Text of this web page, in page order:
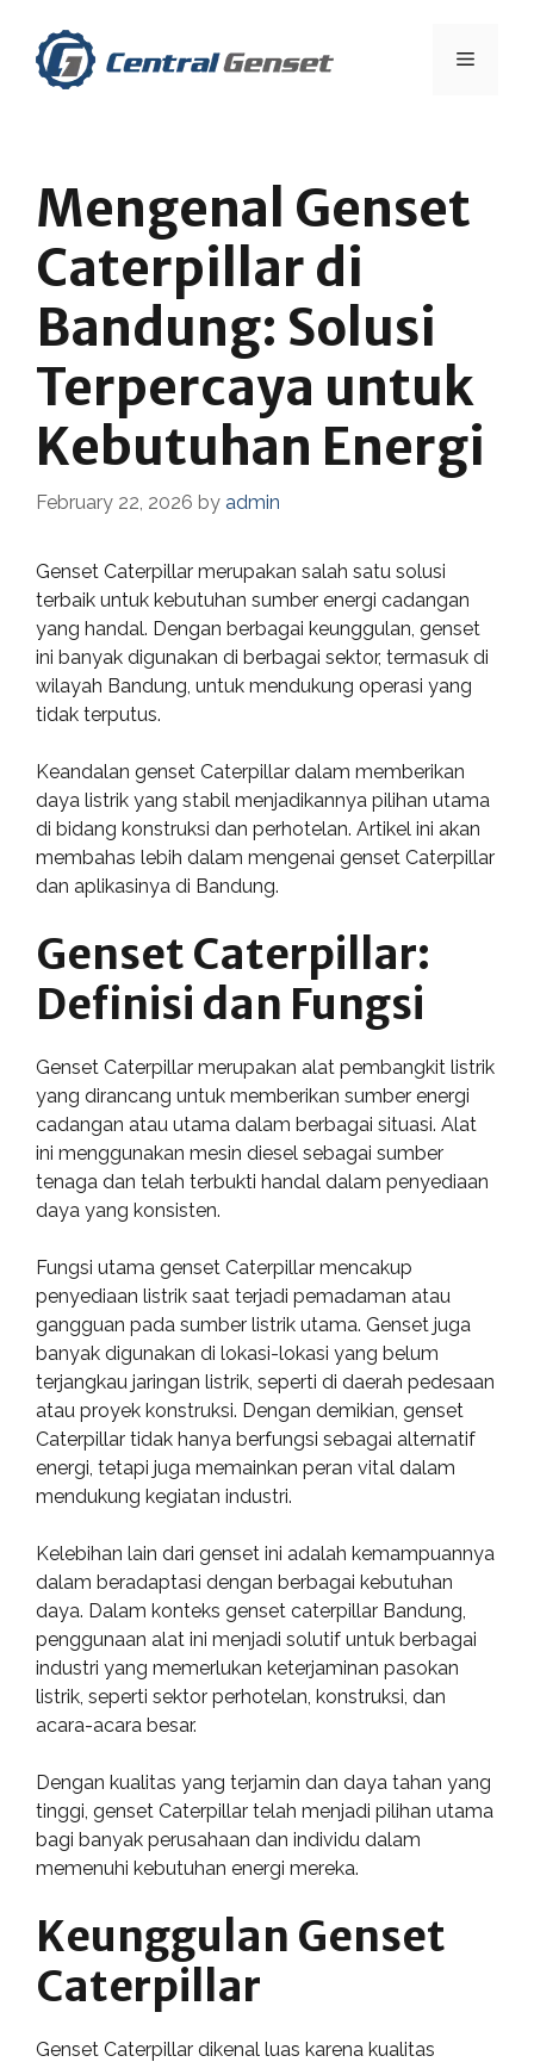
content
Menu
Mengenal Genset
Caterpillar di
Bandung: Solusi
Terpercaya untuk
Kebutuhan Energi
February 22, 2026 by admin
Genset Caterpillar merupakan salah satu solusi
terbaik untuk kebutuhan sumber energi cadangan
yang handal. Dengan berbagai keunggulan, genset
ini banyak digunakan di berbagai sektor, termasuk di
wilayah Bandung, untuk mendukung operasi yang
tidak terputus.
Keandalan genset Caterpillar dalam memberikan
daya listrik yang stabil menjadikannya pilihan utama
di bidang konstruksi dan perhotelan. Artikel ini akan
membahas lebih dalam mengenai genset Caterpillar
dan aplikasinya di Bandung.
Genset Caterpillar:
Definisi dan Fungsi
Genset Caterpillar merupakan alat pembangkit listrik
yang dirancang untuk memberikan sumber energi
cadangan atau utama dalam berbagai situasi. Alat
ini menggunakan mesin diesel sebagai sumber
tenaga dan telah terbukti handal dalam penyediaan
daya yang konsisten.
Fungsi utama genset Caterpillar mencakup
penyediaan listrik saat terjadi pemadaman atau
gangguan pada sumber listrik utama. Genset juga
banyak digunakan di lokasi-lokasi yang belum
terjangkau jaringan listrik, seperti di daerah pedesaan
atau proyek konstruksi. Dengan demikian, genset
Caterpillar tidak hanya berfungsi sebagai alternatif
energi, tetapi juga memainkan peran vital dalam
mendukung kegiatan industri.
Kelebihan lain dari genset ini adalah kemampuannya
dalam beradaptasi dengan berbagai kebutuhan
daya. Dalam konteks genset caterpillar Bandung,
penggunaan alat ini menjadi solutif untuk berbagai
industri yang memerlukan keterjaminan pasokan
listrik, seperti sektor perhotelan, konstruksi, dan
acara-acara besar.
Dengan kualitas yang terjamin dan daya tahan yang
tinggi, genset Caterpillar telah menjadi pilihan utama
bagi banyak perusahaan dan individu dalam
memenuhi kebutuhan energi mereka.
Keunggulan Genset
Caterpillar
Genset Caterpillar dikenal luas karena kualitas